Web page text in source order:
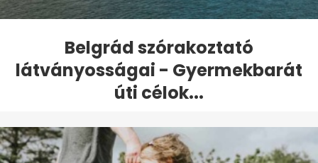
Belgrád szórakoztató
látványosságai - Gyermekbarát
úti célok...